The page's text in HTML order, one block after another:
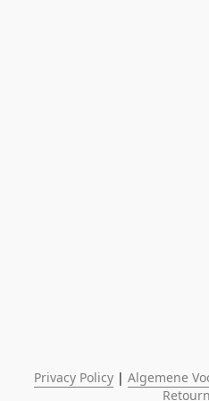
Privacy Policy | Algemene